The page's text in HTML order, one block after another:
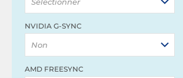
NVIDIA G-SYNC
Non
AMD FREESYNC